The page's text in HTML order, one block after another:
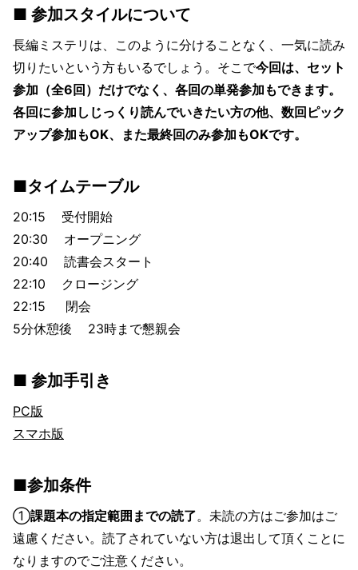
■ 参加スタイルについて
長編ミステリは、このように分けることなく、一気に読み
切りたいという方もいるでしょう。そこで今回は、セット
参加（全6回）だけでなく、各回の単発参加もできます。
各回に参加しじっくり読んでいきたい方の他、数回ピック
アップ参加もOK、また最終回のみ参加もOKです。
■タイムテーブル
20:15 受付開始
20:30 オープニング
20:40 読書会スタート
22:10 クロージング
22:15 閉会
5分休憩後 23時まで懇親会
■ 参加手引き
PC版
スマホ版
■参加条件
①課題本の指定範囲までの読了。未読の方はご参加はご
遠慮ください。読了されていない方は退出して頂くことに
なりますのでご注意ください。